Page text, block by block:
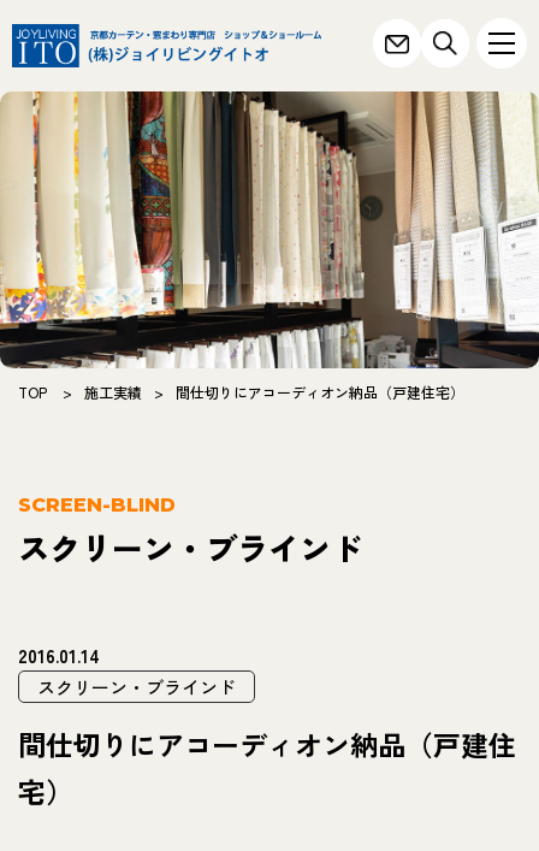
TOP > 施工実績 > 間仕切りにアコーディオン納品（戸建住宅）
SCREEN-BLIND
スクリーン・ブラインド
2016.01.14
スクリーン・ブラインド
間仕切りにアコーディオン納品（戸建住
宅）